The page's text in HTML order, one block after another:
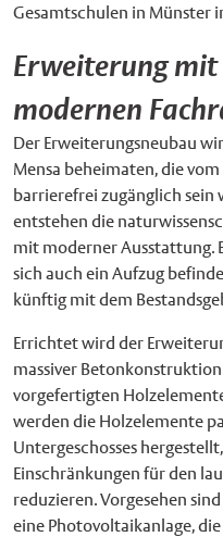
Gesamtschulen in Münster
Erweiterung mit
modernen
Der Erweiterungsneubau
Mensa beheimaten, die
barrierefrei zugänglich sein
entstehen die
mit moderner Ausstattung.
sich auch ein Aufzug
künftig mit dem
Errichtet wird der
massiver Betonkonstruktion
vorgefertigten
werden die Holzelemente
Untergeschosses
Einschränkungen für den
reduzieren. Vorgesehen
eine Photovoltaikanlage,